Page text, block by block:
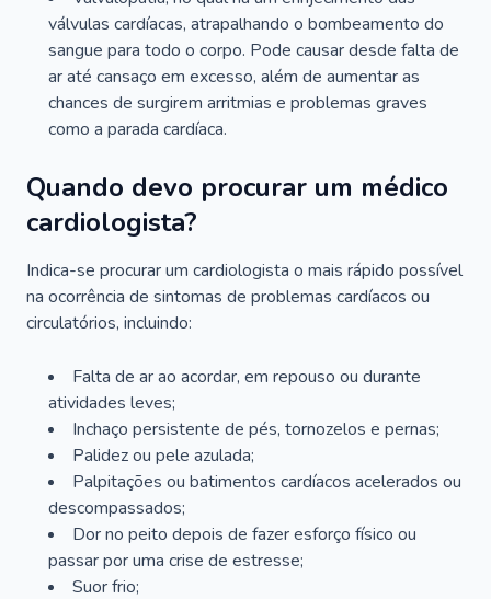
válvulas cardíacas, atrapalhando o bombeamento do
sangue para todo o corpo. Pode causar desde falta de
ar até cansaço em excesso, além de aumentar as
chances de surgirem arritmias e problemas graves
como a parada cardíaca.
Quando devo procurar um médico
cardiologista?
Indica-se procurar um cardiologista o mais rápido possível
na ocorrência de sintomas de problemas cardíacos ou
circulatórios, incluindo:
Falta de ar ao acordar, em repouso ou durante
atividades leves;
Inchaço persistente de pés, tornozelos e pernas;
Palidez ou pele azulada;
Palpitações ou batimentos cardíacos acelerados ou
descompassados;
Dor no peito depois de fazer esforço físico ou
passar por uma crise de estresse;
Suor frio;